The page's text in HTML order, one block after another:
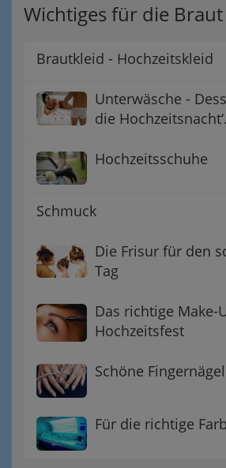
Wichtiges für die Braut
Brautkleid - Hochzeitskleid
Unterwäsche -
die Hochzeitsnacht‘.
Hochzeitsschuhe
Schmuck
Die Frisur für den
Tag
Das richtige Make-
Hochzeitsfest
Schöne Fingernägel
Für die richtige